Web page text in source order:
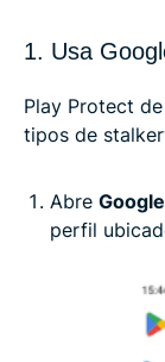
1. Usa
Play Protect
tipos de
Abre
perfil